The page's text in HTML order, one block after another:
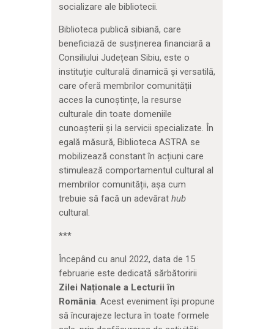
socializare ale bibliotecii.
Biblioteca publică sibiană, care
beneficiază de susținerea financiară a
Consiliului Județean Sibiu, este o
instituție culturală dinamică și versatilă,
care oferă membrilor comunității
acces la cunoștințe, la resurse
culturale din toate domeniile
cunoașterii și la servicii specializate. În
egală măsură, Biblioteca ASTRA se
mobilizează constant în acțiuni care
stimulează comportamentul cultural al
membrilor comunității, așa cum
trebuie să facă un adevărat hub
cultural.
***
Începând cu anul 2022, data de 15
februarie este dedicată sărbătoririi
Zilei Naționale a Lecturii în
România. Acest eveniment își propune
să încurajeze lectura în toate formele